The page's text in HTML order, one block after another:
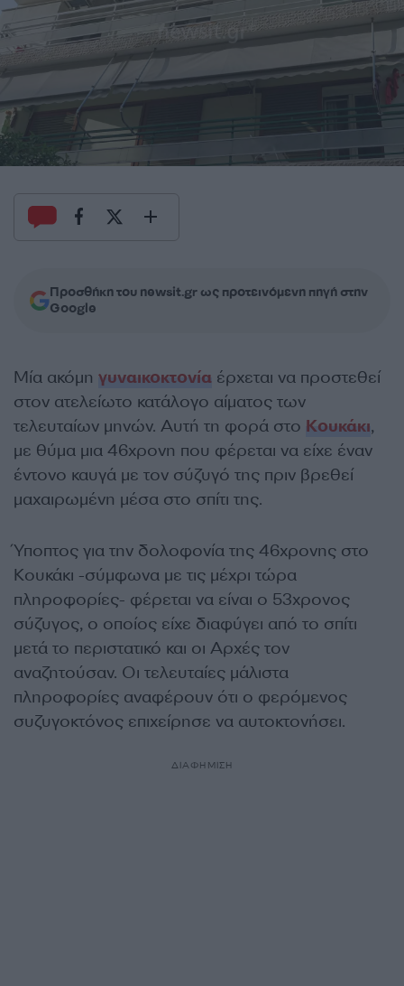
Προσθήκη του newsit.gr ως προτεινόμενη πηγή στην
Google
Μία ακόμη γυναικοκτονία έρχεται να προστεθεί
στον ατελείωτο κατάλογο αίματος των
τελευταίων μηνών. Αυτή τη φορά στο Κουκάκι,
με θύμα μια 46χρονη που φέρεται να είχε έναν
έντονο καυγά με τον σύζυγό της πριν βρεθεί
μαχαιρωμένη μέσα στο σπίτι της.
Ύποπτος για την δολοφονία της 46χρονης στο
Κουκάκι -σύμφωνα με τις μέχρι τώρα
πληροφορίες- φέρεται να είναι ο 53χρονος
σύζυγος, ο οποίος είχε διαφύγει από το σπίτι
μετά το περιστατικό και οι Αρχές τον
αναζητούσαν. Οι τελευταίες μάλιστα
πληροφορίες αναφέρουν ότι ο φερόμενος
συζυγοκτόνος επιχείρησε να αυτοκτονήσει.
ΔΙΑΦΗΜΙΣΗ